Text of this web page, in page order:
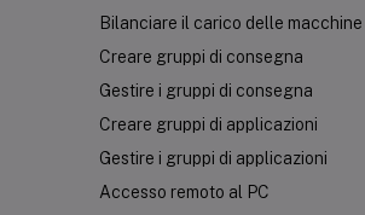
Bilanciare il carico delle macchine
Creare gruppi di consegna
Gestire i gruppi di consegna
Creare gruppi di applicazioni
Gestire i gruppi di applicazioni
Accesso remoto al PC